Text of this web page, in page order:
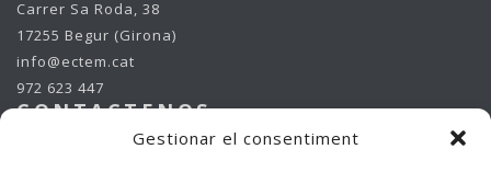
Gestionar el consentiment
Carrer Sa Roda, 38
17255 Begur (Girona)
info@ectem.cat
972 623 447
CONTACTENOS